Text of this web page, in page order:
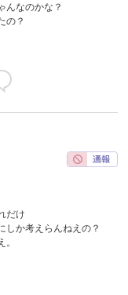
んなのかな？
の？
だけ
しか考えらんねえの？